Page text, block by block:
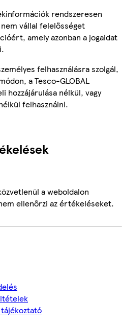
rendszeresen
vállal felelősséget
amely azonban a jogaidat
felhasználásra szolgál,
a Tesco-GLOBAL
hozzájárulása nélkül, vagy
felhasználni.
a weboldalon
ellenőrzi az értékeléseket.